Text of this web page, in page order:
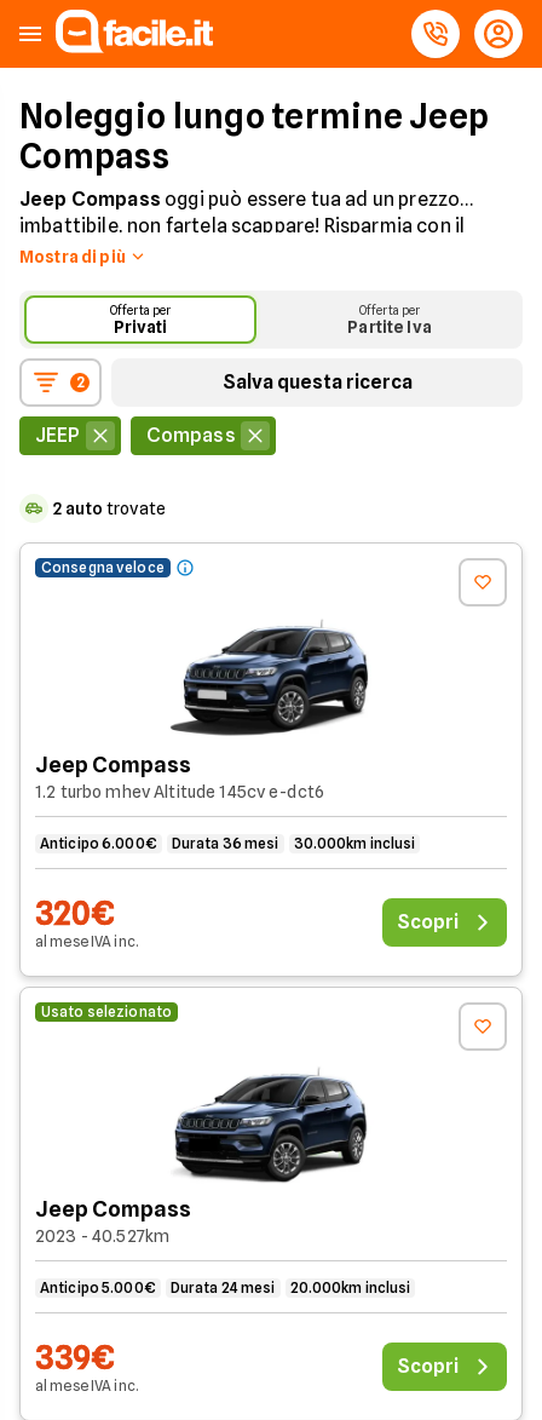
Noleggio lungo termine Jeep
Compass
Jeep Compass oggi può essere tua ad un prezzo
imbattibile, non fartela scappare! Risparmia con il
noleggio a lungo termine ed ottieni Jeep Compass con
straordinaria sempre inclusi.
Mostra di più
Offerta per
Privati
Offerta per
Partite Iva
2 Salva questa ricerca
JEEP Compass
2 auto trovate
Consegna veloce
Jeep Compass
1.2 turbo mhev Altitude 145cv e-dct6
Anticipo 6.000€ Durata 36 mesi 30.000km inclusi
320€
al meseIVAinc.
Scopri
Usato selezionato
Jeep Compass
2023 - 40.527km
Anticipo 5.000€ Durata 24 mesi 20.000km inclusi
339€
al meseIVAinc.
Scopri